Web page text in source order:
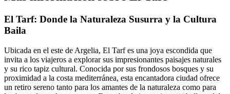
El Tarf: Donde la Naturaleza Susurra y la Cultura
Baila
Ubicada en el este de Argelia, El Tarf es una joya escondida que
invita a los viajeros a explorar sus impresionantes paisajes naturales
y su rico tapiz cultural. Conocida por sus frondosos bosques y su
proximidad a la costa mediterránea, esta encantadora ciudad ofrece
un retiro sereno tanto para los amantes de la naturaleza como para